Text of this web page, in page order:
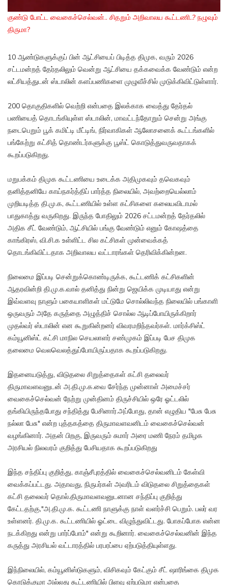
குண்டு போட்ட வைகைச்செல்வன்.. சிதறும் அறிவாலய கூட்டணி..? நழுவும்
திருமா?
10 ஆண்டுகளுக்குப் பின் ஆட்சியைப் பிடித்த திமுக, வரும் 2026
சட்டமன்றத் தேர்தலிலும் வென்று ஆட்சியை தக்கவைக்க வேண்டும் என்ற
லட்சியத்துடன் ஸ்டாலின் களப்பணிகளை முழுவீச்சில் முடுக்கிவிட்டுள்ளார்.
200 தொகுதிகளில் வெற்றி என்பதை இலக்காக வைத்து தேர்தல்
பணியைத் தொடங்கியுள்ள ஸ்டாலின், மாவட்டந்தோறும் சென்று அங்கு
நடைபெறும் பூக் கமிட்டி மீட்டிங், நிர்வாகிகள் ஆலோசனைக் கூட்டங்களில்
பங்கேற்று கட்சித் தொண்டர்களுக்கு பூஸ்ட் கொடுத்துவருவதாகக்
கூறப்படுகிறது.
மறுபக்கம் திமுக கூட்டணியை உடைக்க அதிமுகவும் தவெகவும்
தனித்தனியே காய்நகர்த்திப் பார்த்த நிலையில், அவற்றையெல்லாம்
முறியடித்த தி.மு.க, கூட்டணியில் உள்ள கட்சிகளை கலையவிடாமல்
பாதுகாத்து வருகிறது. இருந்த போதிலும் 2026 சட்டமன்றத் தேர்தலில்
அதிக சீட் வேண்டும், ஆட்சியில் பங்கு வேண்டும் எனும் கோஷத்தை
காங்கிரஸ், வி.சி.க உள்ளிட்ட சில கட்சிகள் முன்வைக்கத்
தொடங்கிவிட்டதாக அறிவாலய வட்டாரங்கள் தெரிவிக்கின்றன.
நிலைமை இப்படி சென்றுக்கொண்டிருக்க, கூட்டணிக் கட்சிகளின்
ஆதரவின்றி தி.மு.க.வால் தனித்து நின்று ஜெயிக்க முடியாது என்று
இவ்வளவு நாளும் பகையாளிகள் மட்டுமே சொல்லிவந்த நிலையில் பங்காளி
ஒருவரும் அதே கருத்தை அழுத்திச் சொல்ல ஆடிப்போயிருக்கிறார்
முதல்வர் ஸ்டாலின் என கூறுகின்றனர் விவரமறிந்தவர்கள். மார்க்சிஸ்ட்
கம்யூனிஸ்ட் கட்சி மாநில செயலாளர் சண்முகம் இப்படி பேச திமுக
தலைமை வெலவெலத்துப்போயிருப்பதாக கூறப்படுகிறது.
இதனையடுத்து, விடுதலை சிறுத்தைகள் கட்சி தலைவர்
திருமாவளவனுடன் அ.தி.மு.க.வை சேர்ந்த முன்னாள் அமைச்சர்
வைகைச்செல்வன் நேற்று முன்தினம் திருச்சியில் ஒரே ஓட்டலில்
தங்கியிருந்தபோது சந்தித்து பேசினார்.அப்போது, தான் எழுதிய "பேசு பேசு
நல்லா பேசு" என்ற புத்தகத்தை திருமாவளவனிடம் வைகைச்செல்வன்
வழங்கினார். அதன் பிறகு, இருவரும் சுமார் அரை மணி நேரம் தமிழக
அரசியல் நிலவரம் குறித்து பேசியதாக கூறப்படுகிறது
இந்த சந்திப்பு குறித்து, காஞ்சீபுரத்தில் வைகைச்செல்வனிடம் கேள்வி
வைக்கப்பட்டது. அதாவது, நிருபர்கள் அவரிடம் விடுதலை சிறுத்தைகள்
கட்சி தலைவர் தொல்.திருமாவளவனுடனான சந்திப்பு குறித்து
கேட்டதற்கு,"அ.தி.மு.க. கூட்டணி நாளுக்கு நாள் வளர்ச்சி பெறும். பலர் வர
உள்ளனர். தி.மு.க. கூட்டணியில் ஓட்டை விழுந்துவிட்டது. போகப்போக என்ன
நடக்கிறது என்று பார்ப்போம்" என்று கூறினார். வைகைச்செல்வனின் இந்த
கருத்து அரசியல் வட்டாரத்தில் பரபரப்பை ஏற்படுத்தியுள்ளது.
இந்நிலையில், கம்யூனிஸ்டுகளும், விசிகவும் கேட்கும் சீட் ஷாரிங்கை திமுக
கொடுக்குமா அல்லது கூட்டணியில் பிளவு ஏற்படுமா என்பதை